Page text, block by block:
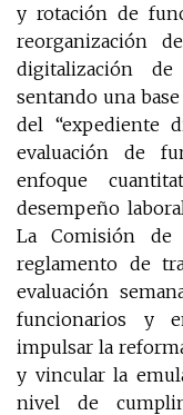
y rotación de
reorganización
digitalización
sentando una
del “expediente
evaluación de
enfoque
desempeño
La Comisión de
reglamento de
evaluación
funcionarios y
impulsar la
y vincular la
nivel de